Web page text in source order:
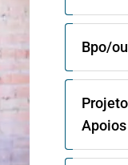
Bpo/
Apoios